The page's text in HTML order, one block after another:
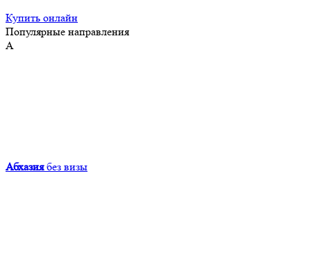
Купить онлайн
Популярные направления
А
Абхазия без визы